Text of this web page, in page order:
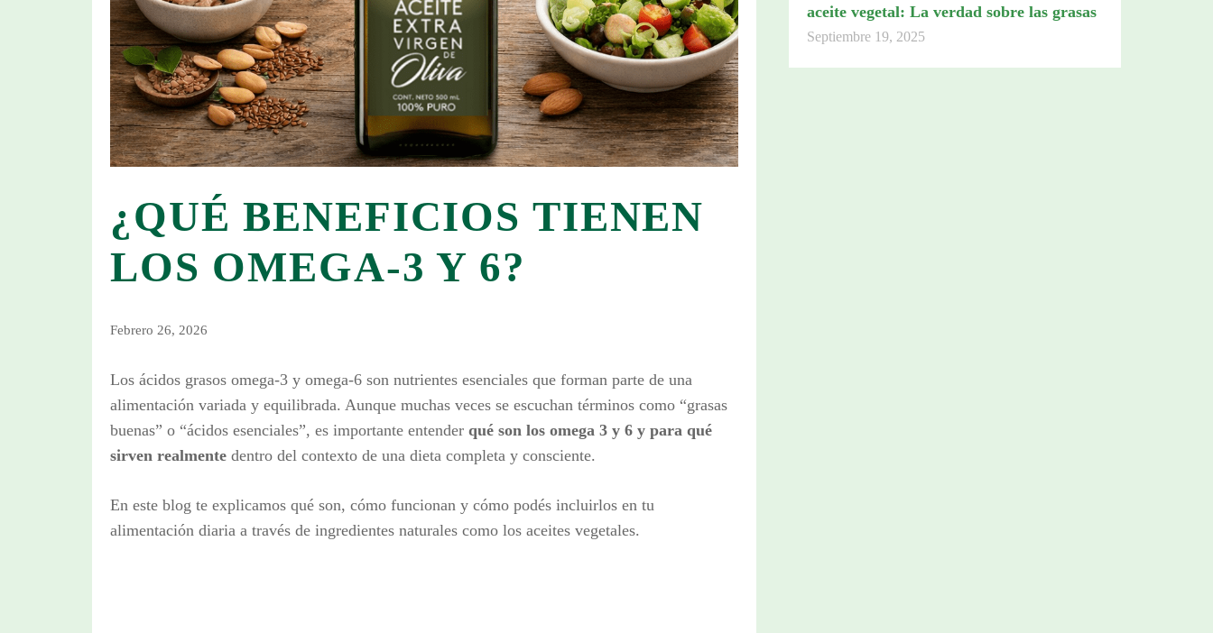
¿QUÉ BENEFICIOS TIENEN
LOS OMEGA-3 Y 6?
Febrero 26, 2026
Los ácidos grasos omega-3 y omega-6 son nutrientes esenciales que forman parte de una
alimentación variada y equilibrada. Aunque muchas veces se escuchan términos como “grasas
buenas” o “ácidos esenciales”, es importante entender qué son los omega 3 y 6 y para qué
sirven realmente dentro del contexto de una dieta completa y consciente.
En este blog te explicamos qué son, cómo funcionan y cómo podés incluirlos en tu
alimentación diaria a través de ingredientes naturales como los aceites vegetales.
aceite vegetal: La verdad sobre las grasas
Septiembre 19, 2025